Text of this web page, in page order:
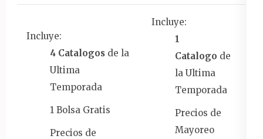
Incluye:
4 Catalogos de la
Ultima
Temporada
1 Bolsa Gratis
Precios de
Incluye:
1
Catalogo de
la Ultima
Temporada
Precios de
Mayoreo